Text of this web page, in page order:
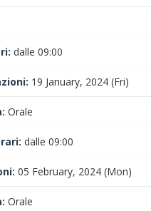
dalle 09:00
19 January, 2024 (Fri)
Orale
dalle 09:00
05 February, 2024 (Mon)
Orale